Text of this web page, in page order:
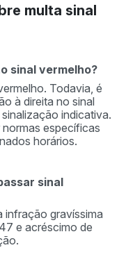
multa sinal
sinal vermelho?
Todavia, é
à direita no sinal
indicativa.
específicas
horários.
sinal
infração gravíssima
e acréscimo de